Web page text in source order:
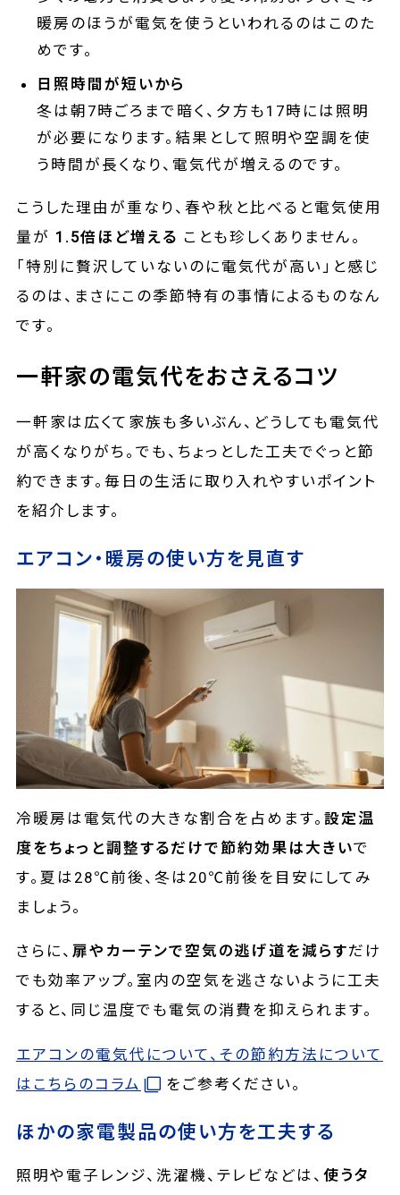
暖房のほうが電気を使うといわれるのはこのた
めです。
日照時間が短いから
冬は朝7時ごろまで暗く、夕方も17時には照明
が必要になります。結果として照明や空調を使
う時間が長くなり、電気代が増えるのです。
こうした理由が重なり、春や秋と比べると電気使用
量が 1.5倍ほど増える ことも珍しくありません。
「特別に贅沢していないのに電気代が高い」と感じ
るのは、まさにこの季節特有の事情によるものなん
です。
一軒家の電気代をおさえるコツ
一軒家は広くて家族も多いぶん、どうしても電気代
が高くなりがち。でも、ちょっとした工夫でぐっと節
約できます。毎日の生活に取り入れやすいポイント
を紹介します。
エアコン・暖房の使い方を見直す
冷暖房は電気代の大きな割合を占めます。設定温
度をちょっと調整するだけで節約効果は大きいで
す。夏は28℃前後、冬は20℃前後を目安にしてみ
ましょう。
さらに、 扉やカーテンで空気の逃げ道を減らすだけ
でも効率アップ。室内の空気を逃さないように工夫
すると、同じ温度でも電気の消費を抑えられます。
エアコンの電気代について、その節約方法について
はこちらのコラム
をご参考ください。
ほかの家電製品の使い方を工夫する
照明や電子レンジ、洗濯機、テレビなどは、使うタ